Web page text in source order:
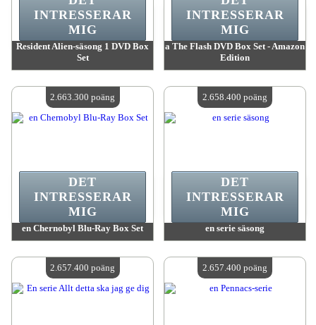
Resident Alien-säsong 1 DVD Box
Set
Antal tillgängliga:4
INTRESSERAR
MIG
a The Flash DVD Box Set - Amazon
Edition
Antal tillgängliga:4
INTRESSERAR
MIG
en Chernobyl Blu-Ray Box Set
Antal tillgängliga:4
DET
INTRESSERAR
MIG
2.663.300 poäng
en serie säsong
Antal tillgängliga:4
DET
INTRESSERAR
MIG
2.658.400 poäng
2.657.400 poäng 2.657.400 poäng